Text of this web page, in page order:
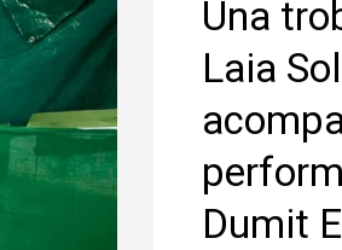
Una
Laia
Dumit